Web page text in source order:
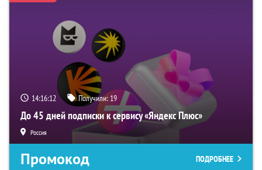
14:16:11 Получили: 19
До 45 дней подписки к сервису «Яндекс Плюс»
Россия
Промокод ПОДРОБНЕЕ